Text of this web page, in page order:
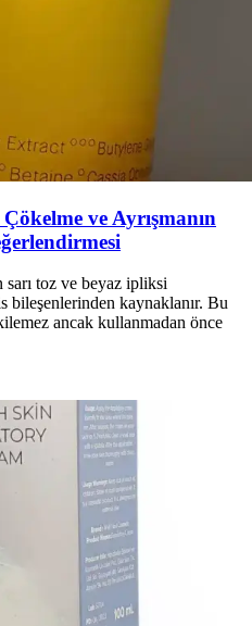
ve Ayrışmanın
toz ve beyaz ipliksi
bileşenlerinden kaynaklanır. Bu
ancak kullanmadan önce